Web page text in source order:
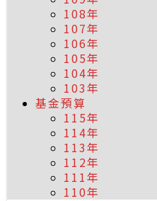
108年
107年
106年
105年
104年
103年
基金預算
115年
114年
113年
112年
111年
110年